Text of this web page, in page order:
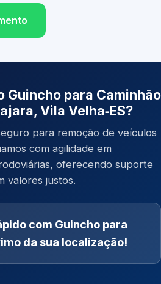
Guincho para Caminhão
Vila Velha‑ES?
para remoção de veículos
com agilidade em
oferecendo suporte
valores justos.
com Guincho para
da sua localização!